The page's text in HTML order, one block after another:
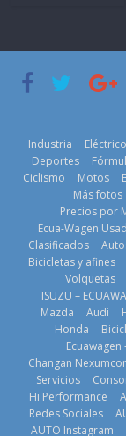
historia
11 de julio de
BMW, Toyota,
Bosch y
prueban flota
que usa
gasolina 100%
renovable
25 de julio de
2026
Industria
Deportes
Ciclismo
Motos
Más fotos
Precios por
Ecua-Wagen
Clasificados
Bicicletas y afines
Volquetas
ISUZU –
Mazda
Audi
Honda
Ecuawagen
Changan
Servicios
Hi Performance
Redes Sociales
AUTO Instagram